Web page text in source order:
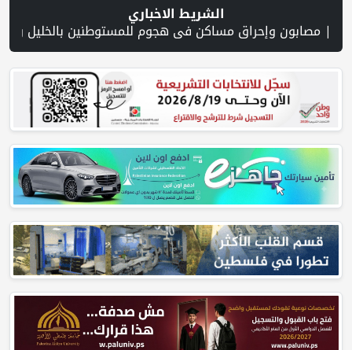
الشريط الاخباري
يختصر مشاركته في مراسم رسمية بسبب "تطورات سياسية وعسكرية" | أزمة السياحة في بيت لحم… ليست بسبب الاحتلال وحده! بقلم اليس قيسية | الاتحاد الفلسطيني للشطرنج يختتم مشاركته في البطولة العربية للفئات العمرية | تقرير: مخطط استيطاني جديد لتوسيع "جيلو" يعمّق الفصل بين